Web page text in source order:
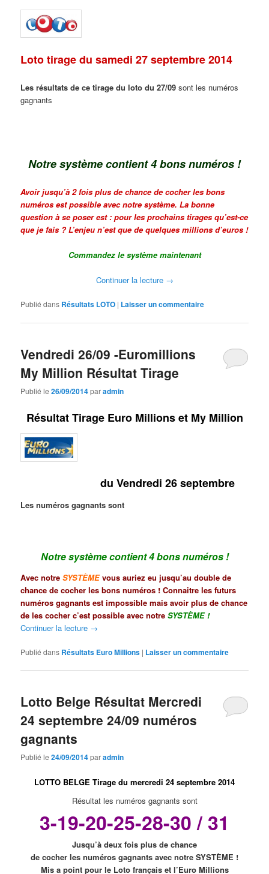
Loto tirage du samedi 27 septembre 2014
Les résultats de ce tirage du loto du 27/09 sont les numéros
gagnants
Notre système contient 4 bons numéros !
Avoir jusqu’à 2 fois plus de chance de cocher les bons
numéros est possible avec notre système. La bonne
question à se poser est : pour les prochains tirages qu’est-ce
que je fais ? L’enjeu n’est que de quelques millions d’euros !
Commandez le système maintenant
Continuer la lecture →
Publié dans Résultats LOTO | Laisser un commentaire
Vendredi 26/09 -Euromillions
My Million Résultat Tirage
Publié le26/09/2014paradmin
Résultat Tirage Euro Millions et My Million
du Vendredi 26 septembre
Les numéros gagnants sont
Notre système contient 4 bons numéros !
Avec notreSYSTÈMEvous auriez eu jusqu’au double de
chance de cocher les bons numéros ! Connaitre les futurs
numéros gagnants est impossible mais avoir plus de chance
de les cocher c’est possible avec notreSYSTÈME!
Continuer la lecture →
Publié dans Résultats Euro Millions | Laisser un commentaire
Lotto Belge Résultat Mercredi
24 septembre 24/09 numéros
gagnants
Publié le24/09/2014paradmin
LOTTO BELGE Tirage du mercredi 24 septembre 2014
Résultat les numéros gagnants sont
3-19-20-25-28-30 / 31
Jusqu’à deux fois plus de chance
de cocher les numéros gagnants avec notre SYSTÈME !
Mis a point pour le Loto français et l’Euro Millions